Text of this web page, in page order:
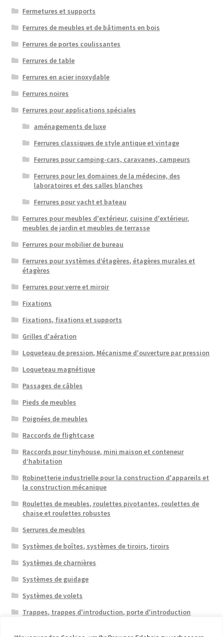
Fermetures et supports
Ferrures de meubles et de bâtiments en bois
Ferrures de portes coulissantes
Ferrures de table
Ferrures en acier inoxydable
Ferrures noires
Ferrures pour applications spéciales
aménagements de luxe
Ferrures classiques de style antique et vintage
Ferrures pour camping-cars, caravanes, campeurs
Ferrures pour les domaines de la médecine, des
laboratoires et des salles blanches
Ferrures pour yacht et bateau
Ferrures pour meubles d'extérieur, cuisine d'extérieur,
meubles de jardin et meubles de terrasse
Ferrures pour mobilier de bureau
Ferrures pour systèmes d’étagères, étagères murales et
étagères
Ferrures pour verre et miroir
Fixations
Fixations, fixations et supports
Grilles d'aération
Loqueteau de pression, Mécanisme d'ouverture par pression
Loqueteau magnétique
Passages de câbles
Pieds de meubles
Poignées de meubles
Raccords de flightcase
Raccords pour tinyhouse, mini maison et conteneur
d’habitation
Robinetterie industrielle pour la construction d'appareils et
la construction mécanique
Roulettes de meubles, roulettes pivotantes, roulettes de
chaise et roulettes robustes
Serrures de meubles
Systèmes de boîtes, systèmes de tiroirs, tiroirs
Systèmes de charnières
Systèmes de guidage
Systèmes de volets
Trappes, trappes d'introduction, porte d'introduction